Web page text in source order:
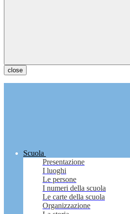
close
Scuola
Presentazione
I luoghi
Le persone
I numeri della scuola
Le carte della scuola
Organizzazione